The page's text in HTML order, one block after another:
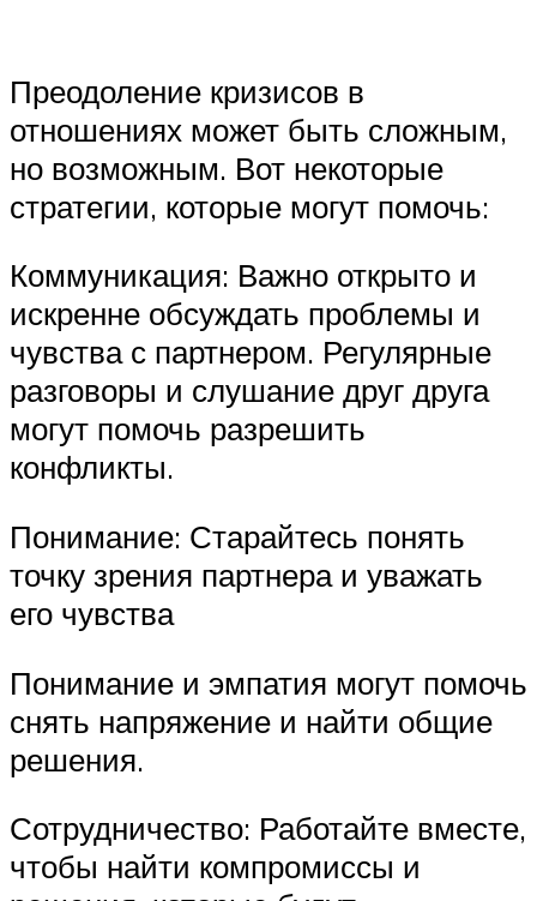
Преодоление кризисов в
отношениях может быть сложным,
но возможным. Вот некоторые
стратегии, которые могут помочь:
Коммуникация: Важно открыто и
искренне обсуждать проблемы и
чувства с партнером. Регулярные
разговоры и слушание друг друга
могут помочь разрешить
конфликты.
Понимание: Старайтесь понять
точку зрения партнера и уважать
его чувства
Понимание и эмпатия могут помочь
снять напряжение и найти общие
решения.
Сотрудничество: Работайте вместе,
чтобы найти компромиссы и